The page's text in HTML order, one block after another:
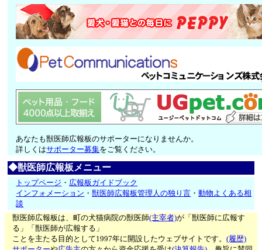
あなたも獣医師広報板のサポーターになりませんか。
詳しくはサポーター募集をご覧ください。
◆獣医師広報板メニュー
トップページ ・ 広報板ガイドブック
インフォメーション ・獣医師広報板管理人の独り言 ・動物よくある相
談
獣医師広報板は、町の犬猫病院の獣医師(主宰者)が「獣医師に広報す
る」「獣医師が広報する」
ことを主たる目的として1997年に開設したウェブサイトです。(履歴)